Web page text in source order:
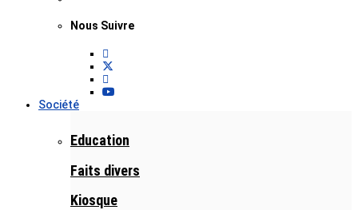
Nous Suivre
Société
Education
Faits divers
Kiosque